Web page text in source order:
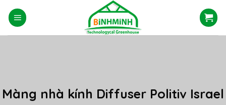
Skip
content
Màng nhà kính Diffuser Politiv Israel